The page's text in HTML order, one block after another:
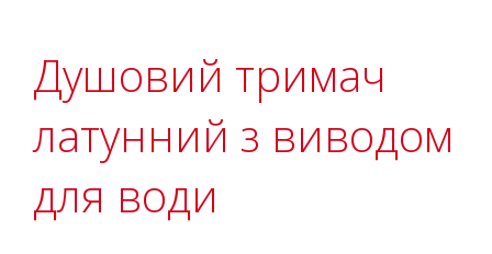
Душовий тримач
латунний з виводом
для води